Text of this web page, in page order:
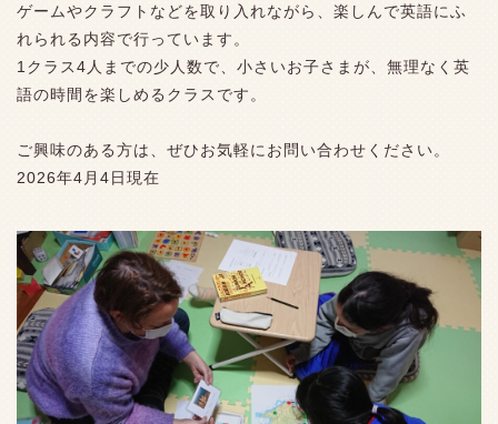
ゲームやクラフトなどを取り入れながら、楽しんで英語にふ
れられる内容で行っています。
1クラス4人までの少人数で、小さいお子さまが、無理なく英
語の時間を楽しめるクラスです。
ご興味のある方は、ぜひお気軽にお問い合わせください。
2026年4月4日現在